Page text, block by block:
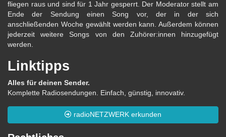
fliegen raus und sind für 1 Jahr gesperrt. Der Moderator stellt am
Ende der Sendung einen Song vor, der in der sich
anschließenden Woche gewählt werden kann. Außerdem können
jederzeit weitere Songs von den Zuhörer:innen hinzugefügt
werden.
Linktipps
Alles für deinen Sender.
Komplette Radiosendungen. Einfach, günstig, innovativ.
radioNETZWERK erkunden